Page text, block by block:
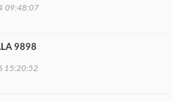
09:48:07
9898
15:20:52